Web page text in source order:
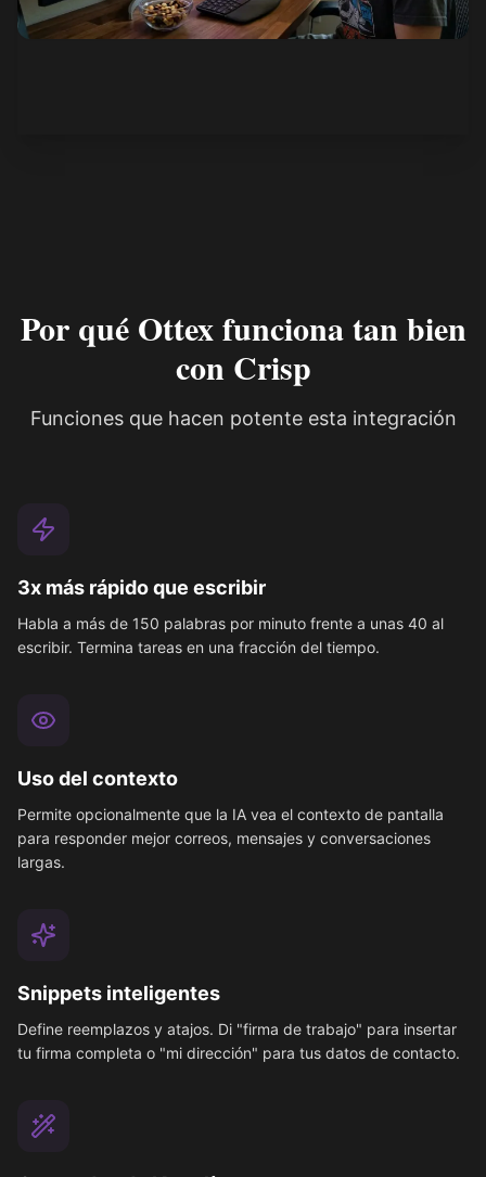
Por qué Ottex funciona tan bien
con Crisp
Funciones que hacen potente esta integración
3x más rápido que escribir
Habla a más de 150 palabras por minuto frente a unas 40 al
escribir. Termina tareas en una fracción del tiempo.
Uso del contexto
Permite opcionalmente que la IA vea el contexto de pantalla
para responder mejor correos, mensajes y conversaciones
largas.
Snippets inteligentes
Define reemplazos y atajos. Di "firma de trabajo" para insertar
tu firma completa o "mi dirección" para tus datos de contacto.